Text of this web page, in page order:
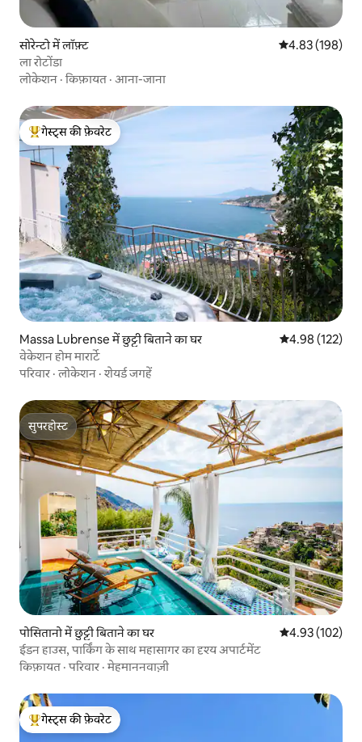
सोरेन्टो में लॉफ़्ट औसत रेटिंग 5 में से
4.83 (198)
ला रोटोंडा
लोकेशन ·किफ़ायत · आना-जाना
गेस्ट्स का टॉप फ़ेवरेट
गेस्ट्स की फ़ेवरेट
Massa Lubrense में छुट्टी बिताने का घर औसत रेटिंग 5 में से
4.98 (122)
वेकेशन होम मारार्टे
परिवार ·लोकेशन ·शेयर्ड जगहें
सुपरहोस्ट
सुपरहोस्ट
पोसितानो में छुट्टी बिताने का घर औसत रेटिंग 5 में से
4.93 (102)
ईडन हाउस, पार्किंग के साथ महासागर का दृश्य अपार्टमेंट
किफ़ायत ·परिवार ·मेहमाननवाज़ी
गेस्ट्स का टॉप फ़ेवरेट
गेस्ट्स की फ़ेवरेट